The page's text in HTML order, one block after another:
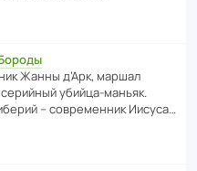
Жанны д’Арк, маршал
убийца-маньяк.
– совре­менник Иисуса…